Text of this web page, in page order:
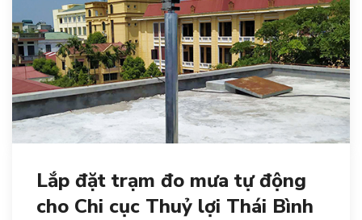
Lắp đặt trạm đo mưa tự động
cho Chi cục Thuỷ lợi Thái Bình